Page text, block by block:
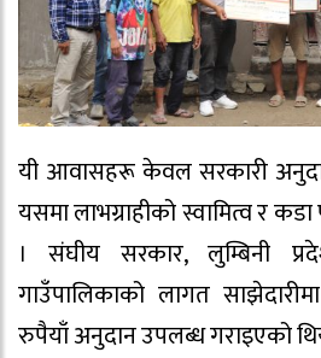
यी आवासहरू केवल सरकारी
यसमा लाभग्राहीको स्वामित्व र
। संघीय सरकार, लुम्बिनी
गाउँपालिकाको लागत
रुपैयाँ अनुदान उपलब्ध गराइएको